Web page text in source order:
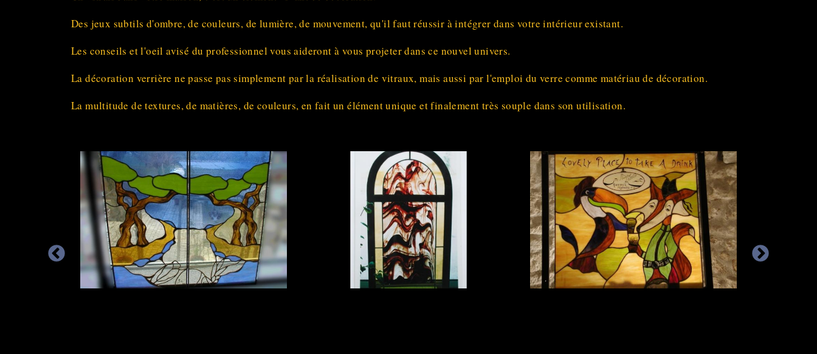
Des jeux subtils d'ombre, de couleurs, de lumière, de mouvement, qu'il faut réussir à intégrer dans votre intérieur existant.
Les conseils et l'oeil avisé du professionnel vous aideront à vous projeter dans ce nouvel univers.
La décoration verrière ne passe pas simplement par la réalisation de vitraux, mais aussi par l'emploi du verre comme matériau de décoration.
La multitude de textures, de matières, de couleurs, en fait un élément unique et finalement très souple dans son utilisation.